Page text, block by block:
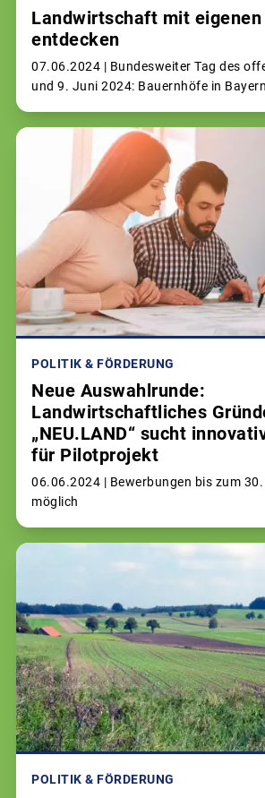
Landwirtschaft mit eigenen
entdecken
07.06.2024 | Bundesweiter Tag des
und 9. Juni 2024: Bauernhöfe in
POLITIK & FÖRDERUNG
Neue Auswahlrunde:
Landwirtschaftliches
„NEU.LAND“ sucht
für Pilotprojekt
06.06.2024 | Bewerbungen bis zum
möglich
POLITIK & FÖRDERUNG